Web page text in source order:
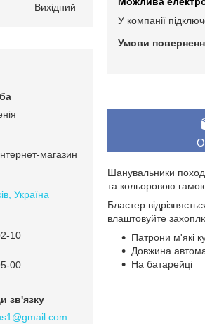
У компанії
Шанувальники
та кольоровою
Бластер
влаштовуйте
Патрони м'які
Довжина
На батарейці
Вихідний
магазин
Україна
10
00